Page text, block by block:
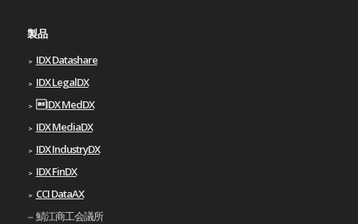
製品
IDX Datashare
IDX LegalDX
IDX MedDX
IDX MediaDX
IDX IndustryDX
IDX FinDX
CCI DataAX
鯖江商工会議所